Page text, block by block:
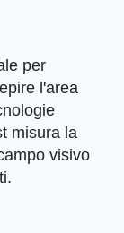
per
l'area
misura la
visivo